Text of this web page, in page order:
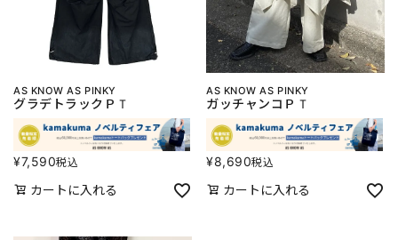
AS KNOW AS PINKY
グラデトラックＰＴ
¥7,590税込
カートに入れる
AS KNOW AS PINKY
ガッチャンコＰＴ
¥8,690税込
カートに入れる